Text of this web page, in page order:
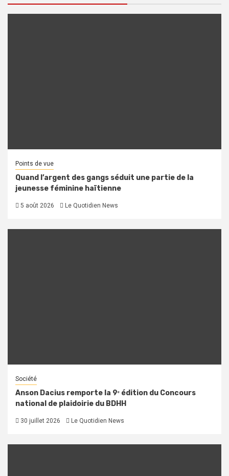
Points de vue
Quand l’argent des gangs séduit une partie de la
jeunesse féminine haïtienne
5 août 2026 Le Quotidien News
Société
Anson Dacius remporte la 9ᵉ édition du Concours
national de plaidoirie du BDHH
30 juillet 2026 Le Quotidien News